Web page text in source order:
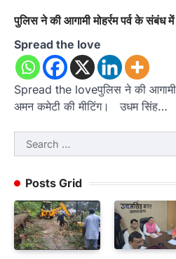
पुलिस ने की आगामी मोहर्रम पर्व के संबंध
Spread the love
Spread the loveपुलिस ने की आगामी
अमन कमेटी की मीटिंग। उधम सिंह…
Search
for:
Posts Grid